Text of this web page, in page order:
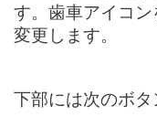
す。歯車アイコ
変更します。
下部には次のボタ